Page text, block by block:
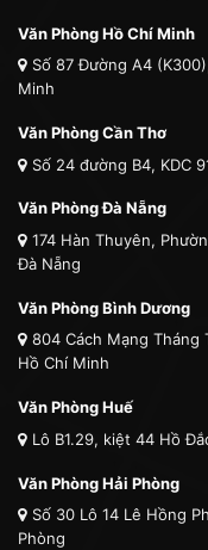
Văn Phòng Hồ Chí Minh
Số 87 Đường A4
Minh
Văn Phòng Cần Thơ
Số 24 đường B4, KDC
Văn Phòng Đà Nẵng
174 Hàn Thuyên,
Đà Nẵng
Văn Phòng Bình Dương
804 Cách Mạng Tháng
Hồ Chí Minh
Văn Phòng Huế
Lô B1.29, kiệt 44 Hồ
Văn Phòng Hải Phòng
Số 30 Lô 14 Lê Hồng
Phòng